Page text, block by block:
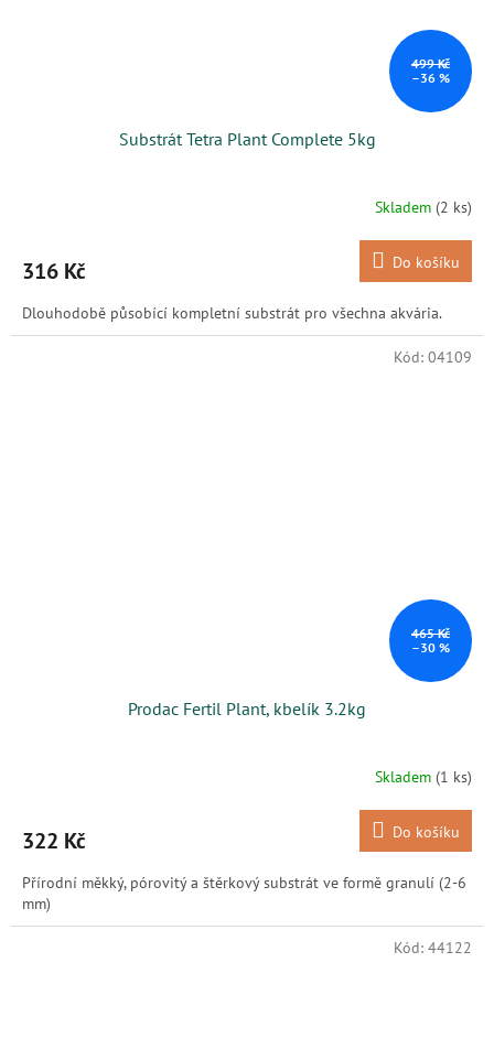
499 Kč
–36 %
Substrát Tetra Plant Complete 5kg
Skladem (2 ks)
316 Kč Do košíku
Dlouhodobě působící kompletní substrát pro všechna akvária.
465 Kč
–30 %
Prodac Fertil Plant, kbelík 3.2kg
Skladem (1 ks)
322 Kč Do košíku
Přírodní měkký, pórovitý a štěrkový substrát ve formě granulí (2-6
mm)
Kód: 04109
Kód: 44122